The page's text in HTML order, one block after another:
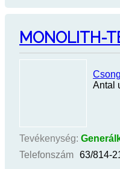
MONOLITH-
Antal
Tevékenység:
Telefonszám 63/814-